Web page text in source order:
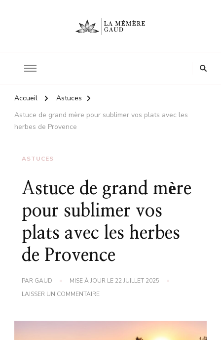
Accueil
Astuces
Astuce de grand mère pour sublimer vos plats avec les
herbes de Provence
ASTUCES
Astuce de grand mère
pour sublimer vos
plats avec les herbes
de Provence
PAR GAUD MISE À JOUR LE 22 JUILLET 2025
LAISSER UN COMMENTAIRESUR
GRAND